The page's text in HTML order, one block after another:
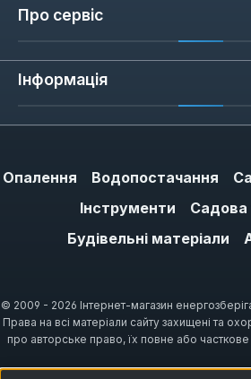
будинках з автономним
ділянках, де тиск у
нестабільний. Якщо вода не
бойлера або пральної
насос вирішує проблему без
точок водорозбору варто
кранів не знижувало тиск.
Як обрати насос для
тиску
Про сервіс
Інформація
Опалення Водопостачання
Інструменти
Садова
Будівельні матеріали
© 2009 - 2026 Інтернет-магазин
Права на всі матеріали сайту захищені та
про авторське право, їх повне або